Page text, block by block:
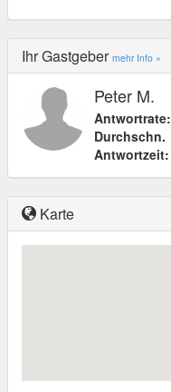
Ihr Gastgeber mehr Info »
Peter M.
Antwortrate:
Durchschn.
Antwortzeit:
Karte